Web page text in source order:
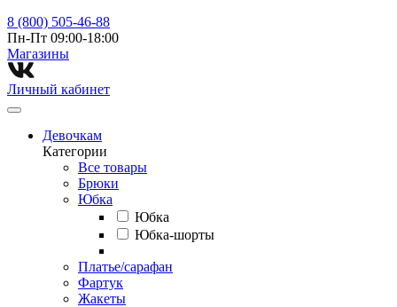
8 (800) 505-46-88
Пн-Пт 09:00-18:00
Магазины⁠
Личный кабинет
Девочкам
Категории
Все товары
Брюки
Юбка
Юбка
Юбка-шорты
Платье/сарафан
Фартук
Жакеты